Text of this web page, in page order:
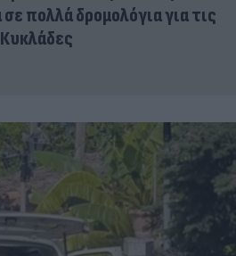
πολλά δρομολόγια για τις
Κυκλάδες